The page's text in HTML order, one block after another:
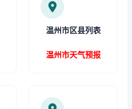
温州市区县列表
温州市天气预报